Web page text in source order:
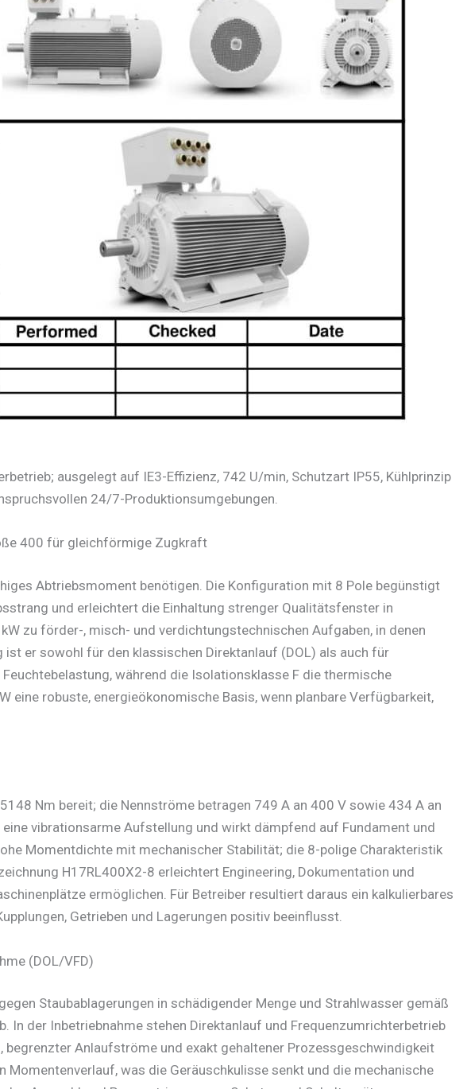
ausgelegt auf IE3-Effizienz, 742 U/min, Schutzart IP55, Kühlprinzip
24/7-Produktionsumgebungen.
400 für gleichförmige Zugkraft
Abtriebsmoment benötigen. Die Konfiguration mit 8 Pole begünstigt
und erleichtert die Einhaltung strenger Qualitätsfenster in
zu förder-, misch- und verdichtungstechnischen Aufgaben, in denen
er sowohl für den klassischen Direktanlauf (DOL) als auch für
während die Isolationsklasse F die thermische
robuste, energieökonomische Basis, wenn planbare Verfügbarkeit,
Nm bereit; die Nennströme betragen 749 A an 400 V sowie 434 A an
vibrationsarme Aufstellung und wirkt dämpfend auf Fundament und
Momentdichte mit mechanischer Stabilität; die 8-polige Charakteristik
H17RL400X2-8 erleichtert Engineering, Dokumentation und
ermöglichen. Für Betreiber resultiert daraus ein kalkulierbares
Getrieben und Lagerungen positiv beeinflusst.
(DOL/VFD)
Staubablagerungen in schädigender Menge und Strahlwasser gemäß
der Inbetriebnahme stehen Direktanlauf und Frequenzumrichterbetrieb
Anlaufströme und exakt gehaltener Prozessgeschwindigkeit
was die Geräuschkulisse senkt und die mechanische